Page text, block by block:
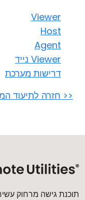
Viewer
Host
Agent
Viewer נייד
דרישות מערכת
<< חזרה לתיעוד
תוכנת גישה מרחוק